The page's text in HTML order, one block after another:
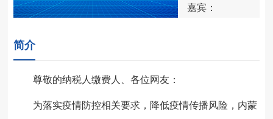
嘉宾：
简介
尊敬的纳税人缴费人、各位网友：
为落实疫情防控相关要求，降低疫情传播风险，内蒙